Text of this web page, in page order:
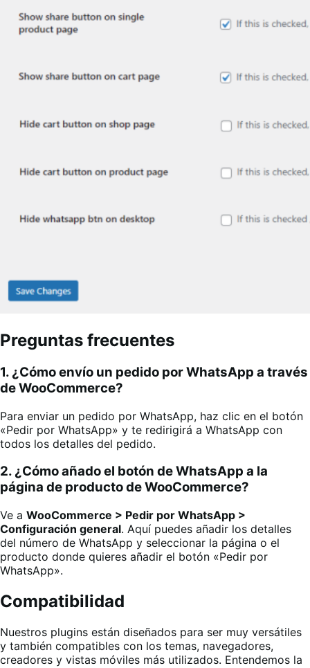
Preguntas frecuentes
1. ¿Cómo envío un pedido por WhatsApp a través
de WooCommerce?
Para enviar un pedido por WhatsApp, haz clic en el botón
«Pedir por WhatsApp» y te redirigirá a WhatsApp con
todos los detalles del pedido.
2. ¿Cómo añado el botón de WhatsApp a la
página de producto de WooCommerce?
Ve a WooCommerce > Pedir por WhatsApp >
Configuración general. Aquí puedes añadir los detalles
del número de WhatsApp y seleccionar la página o el
producto donde quieres añadir el botón «Pedir por
WhatsApp».
Compatibilidad
Nuestros plugins están diseñados para ser muy versátiles
y también compatibles con los temas, navegadores,
creadores y vistas móviles más utilizados. Entendemos la